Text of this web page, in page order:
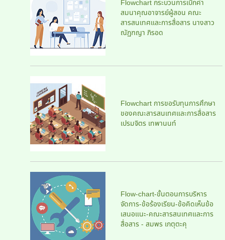
Flowchart กระบวนการเบิกค่า
สมนาคุณอาจารย์ผู้สอน คณะ
สารสนเทศและการสื่อสาร นางสาว
ณัฏฑญา ภิรอด
Flowchart การขอรับทุนการศึกษา
ของคณะสารสนเทศและการสื่อสาร
เปรมจิตร เทพานนท์
Flow-chart-ขั้นตอนการบริหาร
จัดการ-ข้อร้องเรียน-ข้อคิดเห็นข้อ
เสนอแนะ-คณะสารสนเทศและการ
สื่อสาร - สมพร เกตุตะคุ